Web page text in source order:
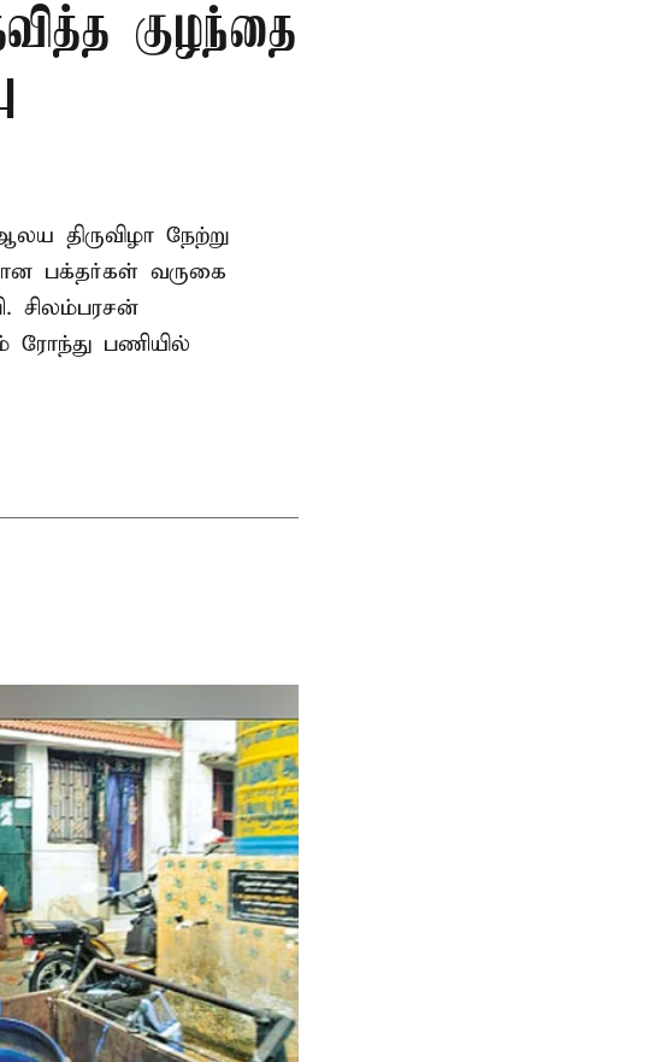
குழந்தை
திருவிழா நேற்று
பக்தர்கள் வருகை
சிலம்பரசன்
ரோந்து பணியில்